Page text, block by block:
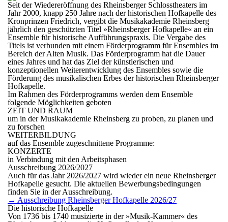
Seit der Wiedereröffnung des Rheinsberger Schlosstheaters im
Jahr 2000, knapp 250 Jahre nach der historischen Hofkapelle des
Kronprinzen Friedrich, vergibt die Musikakademie Rheinsberg
jährlich den geschützten Titel »Rheinsberger Hofkapelle« an ein
Ensemble für historische Aufführungspraxis. Die Vergabe des
Titels ist verbunden mit einem Förderprogramm für Ensembles im
Bereich der Alten Musik. Das Förderprogramm hat die Dauer
eines Jahres und hat das Ziel der künstlerischen und
konzeptionellen Weiterentwicklung des Ensembles sowie die
Förderung des musikalischen Erbes der historischen Rheinsberger
Hofkapelle.
Im Rahmen des Förderprogramms werden dem Ensemble
folgende Möglichkeiten geboten
ZEIT UND RAUM
um in der Musikakademie Rheinsberg zu proben, zu planen und
zu forschen
WEITERBILDUNG
auf das Ensemble zugeschnittene Programme:
KONZERTE
in Verbindung mit den Arbeitsphasen
Ausschreibung 2026/2027
Auch für das Jahr 2026/2027 wird wieder ein neue Rheinsberger
Hofkapelle gesucht. Die aktuellen Bewerbungsbedingungen
finden Sie in der Ausschreibung.
→ Ausschreibung Rheinsberger Hofkapelle 2026/27
Die historische Hofkapelle
Von 1736 bis 1740 musizierte in der »Musik-Kammer« des